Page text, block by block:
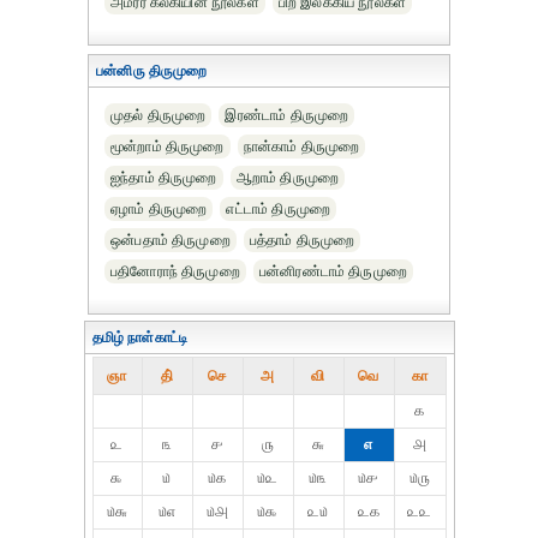
பன்னிரு திருமுறை
முதல் திருமுறை
இரண்டாம் திருமுறை
மூன்றாம் திருமுறை
நான்காம் திருமுறை
ஐந்தாம் திருமுறை
ஆறாம் திருமுறை
ஏழாம் திருமுறை
எட்டாம் திருமுறை
ஒன்பதாம் திருமுறை
பத்தாம் திருமுறை
பதினோராந் திருமுறை
பன்னிரண்டாம் திருமுறை
தமிழ் நாள்காட்டி
ஞா தி் செ அ வி வெ கா
௧
௨
௩ ௪ ௫ ௬ ௭
௮
௯
௰ ௰௧ ௰௨ ௰௩ ௰௪
௰௫
௰௬
௰௭ ௰௮ ௰௯ ௨௰ ௨௧
௨௨